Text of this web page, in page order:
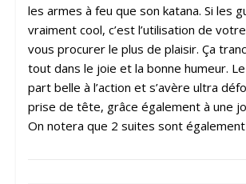
les armes à feu que son katana. Si les
vraiment cool, c’est l’utilisation de
vous procurer le plus de plaisir. Ça
tout dans le joie et la bonne humeur.
part belle à l’action et s’avère ultra
prise de tête, grâce également à une
On notera que 2 suites sont